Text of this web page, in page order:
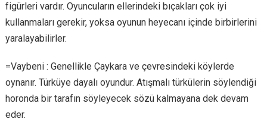
figürleri vardır. Oyuncuların ellerindeki bıçakları çok iyi
kullanmaları gerekir, yoksa oyunun heyecanı içinde birbirlerini
yaralayabilirler.
=Vaybeni : Genellikle Çaykara ve çevresindeki köylerde
oynanır. Türküye dayalı oyundur. Atışmalı türkülerin söylendiği
horonda bir tarafın söyleyecek sözü kalmayana dek devam
eder.